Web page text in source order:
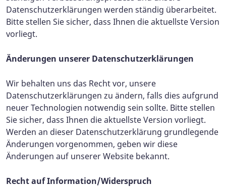
Datenschutzerklärungen werden ständig überarbeitet.
Bitte stellen Sie sicher, dass Ihnen die aktuellste Version
vorliegt.
Änderungen unserer Datenschutzerklärungen
Wir behalten uns das Recht vor, unsere
Datenschutzerklärungen zu ändern, falls dies aufgrund
neuer Technologien notwendig sein sollte. Bitte stellen
Sie sicher, dass Ihnen die aktuellste Version vorliegt.
Werden an dieser Datenschutzerklärung grundlegende
Änderungen vorgenommen, geben wir diese
Änderungen auf unserer Website bekannt.
Recht auf Information/Widerspruch